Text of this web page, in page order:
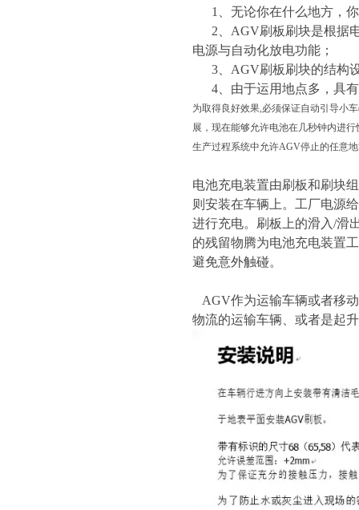
1、无论你在什么地方，你
2、AGV刷板刷块是根据电
电源与自动化放电功能；
3、AGV刷板刷块的结构
4、由于运用地点多，具有
为取得良好效果,必须保证自动引导小
展，现在能够允许电池在几秒钟内进
生产过程系统中允许AGV停止的任意
电池充电装置由刷板和刷块
则安装在车辆上。工厂电源
进行充电。刷板上的滑入/滑
的残留物腾为电池充电装置
避免意外触碰。
AGV作为运输车辆或者移
物流的运输车辆、或者是起